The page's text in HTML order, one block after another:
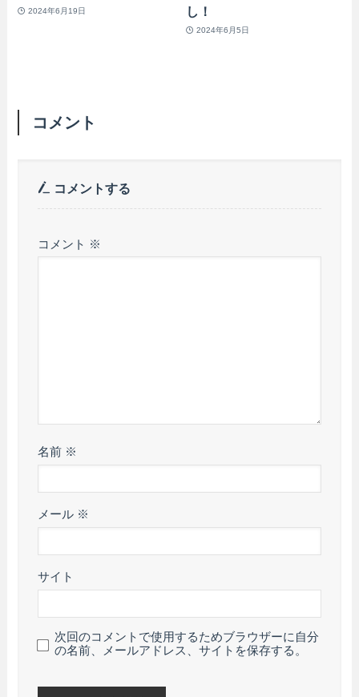
2024年6月19日
し！
2024年6月5日
コメント
コメントする
コメント ※
名前 ※
メール ※
サイト
次回のコメントで使用するためブラウザーに自分
の名前、メールアドレス、サイトを保存する。